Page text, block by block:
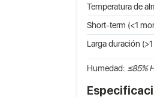
Temperatura de
Short-term (<1
Larga duración
Humedad: ≤85%